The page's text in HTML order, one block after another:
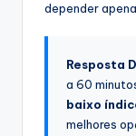
depender
Resposta
a 60
baixo
melhores